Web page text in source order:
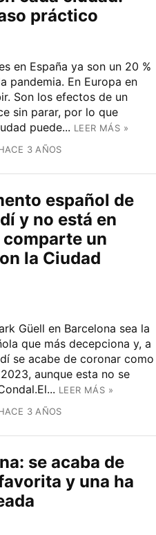
práctico
en España ya son un 20 %
pandemia. En Europa en
Son los efectos de un
sin parar, por lo que
puede... LEER MÁS »
3 AÑOS
español de
y no está en
comparte un
la Ciudad
Güell en Barcelona sea la
que más decepciona y, a
se acabe de coronar como
aunque esta no se
LEER MÁS »
3 AÑOS
se acaba de
y una ha